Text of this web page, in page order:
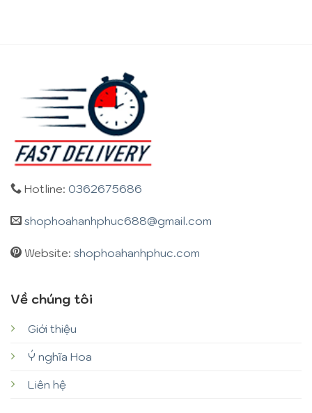
Hotline: 0362675686
shophoahanhphuc688@gmail.com
Website: shophoahanhphuc.com
Về chúng tôi
Giới thiệu
Ý nghĩa Hoa
Liên hệ